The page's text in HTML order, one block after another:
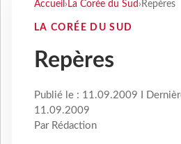
Accueil › La Corée du Sud › Repères
LA CORÉE DU SUD
Repères
Publié le : 11.09.2009 I
11.09.2009
Par Rédaction